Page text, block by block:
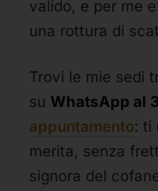
valido, e per me
una rottura di
Trovi le mie sedi
su WhatsApp al
appuntamento: ti
merita, senza
signora del